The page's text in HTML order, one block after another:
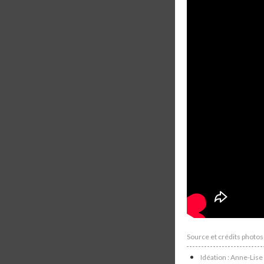
Source et crédits photos
Idéation : Anne-